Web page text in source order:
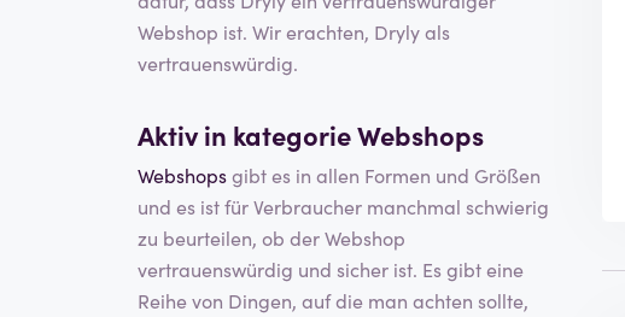
Webshop ist. Wir erachten, Dryly als
vertrauenswürdig.
Aktiv in kategorieWebshops
Webshopsgibt es in allen Formen und Größen
und es ist für Verbraucher manchmal schwierig
zu beurteilen, ob der Webshop
vertrauenswürdig und sicher ist. Es gibt eine
Reihe von Dingen, auf die man achten sollte,